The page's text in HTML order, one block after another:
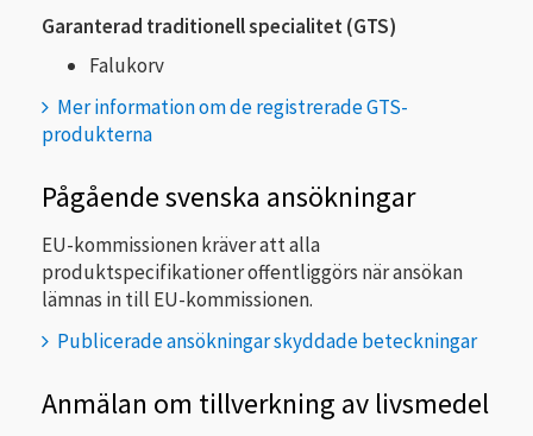
Garanterad traditionell specialitet (GTS)
Falukorv
Mer information om de registrerade GTS-
produkterna
Pågående svenska ansökningar
EU-kommissionen kräver att alla
produktspecifikationer offentliggörs när ansökan
lämnas in till EU-kommissionen.
Publicerade ansökningar skyddade beteckningar
Anmälan om tillverkning av livsmedel